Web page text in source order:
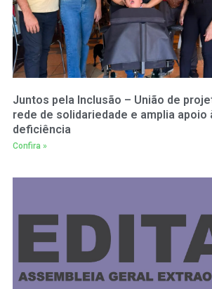
Juntos pela Inclusão – União de
rede de solidariedade e amplia apoio
deficiência
Confira »